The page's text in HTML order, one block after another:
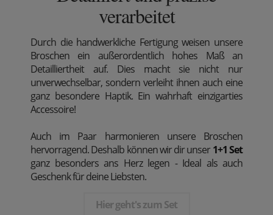
verarbeitet
Durch die handwerkliche Fertigung weisen unsere
Broschen ein außerordentlich hohes Maß an
Detailliertheit auf. Dies macht sie nicht nur
unverwechselbar, sondern verleiht ihnen auch eine
ganz besondere Haptik. Ein wahrhaft einzigarties
Accessoire!
Auch im Paar harmonieren unsere Broschen
hervorragend. Deshalb können wir dir unser 1+1 Set
ganz besonders ans Herz legen - Ideal als auch
Geschenk für deine Liebsten.
Hier geht's zum Set